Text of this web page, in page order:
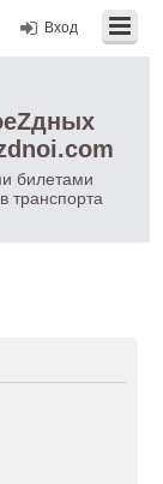
Вход
билетами
транспорта